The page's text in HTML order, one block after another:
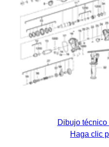
Dibujo
Haga clic